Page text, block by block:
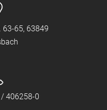
63-65, 63849
406258-0